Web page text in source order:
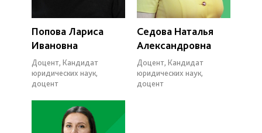
Попова Лариса
Ивановна
Доцент, Кандидат
юридических наук,
доцент
Седова Наталья
Александровна
Доцент, Кандидат
юридических наук,
доцент